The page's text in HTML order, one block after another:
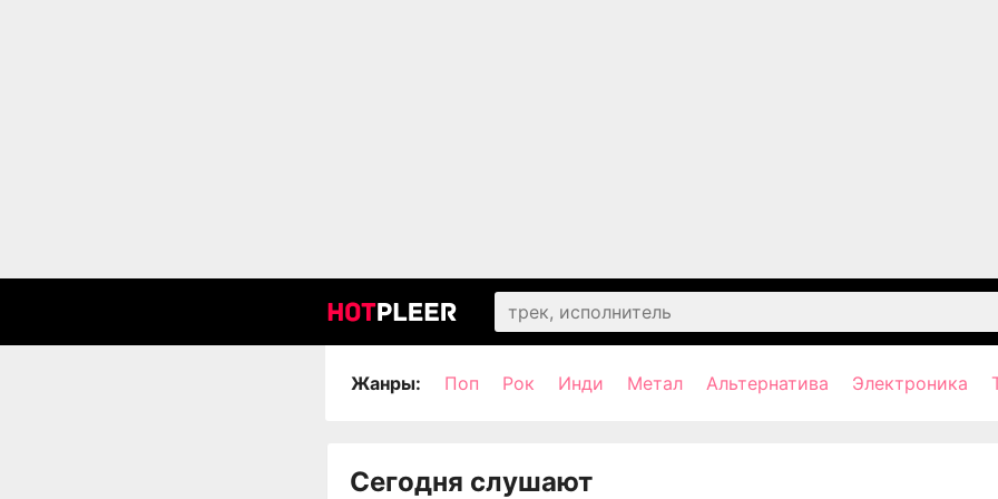
Жанры: Поп Рок Инди Метал Альтернатива Электроника
Сегодня слушают